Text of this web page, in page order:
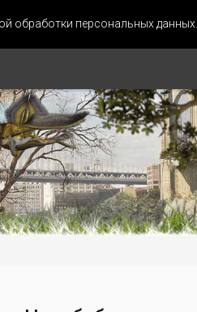
обработки персональных данных.